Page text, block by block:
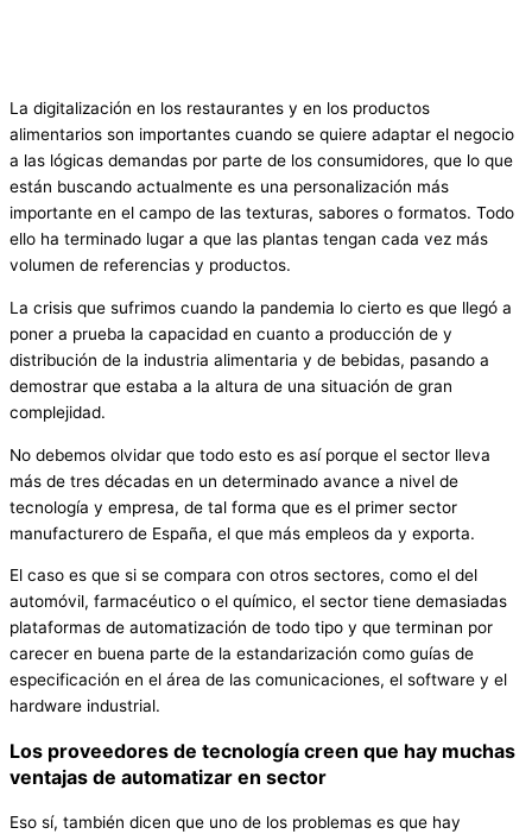
La digitalización en los restaurantes y en los productos
alimentarios son importantes cuando se quiere adaptar el negocio
a las lógicas demandas por parte de los consumidores, que lo que
están buscando actualmente es una personalización más
importante en el campo de las texturas, sabores o formatos. Todo
ello ha terminado lugar a que las plantas tengan cada vez más
volumen de referencias y productos.
La crisis que sufrimos cuando la pandemia lo cierto es que llegó a
poner a prueba la capacidad en cuanto a producción de y
distribución de la industria alimentaria y de bebidas, pasando a
demostrar que estaba a la altura de una situación de gran
complejidad.
No debemos olvidar que todo esto es así porque el sector lleva
más de tres décadas en un determinado avance a nivel de
tecnología y empresa, de tal forma que es el primer sector
manufacturero de España, el que más empleos da y exporta.
El caso es que si se compara con otros sectores, como el del
automóvil, farmacéutico o el químico, el sector tiene demasiadas
plataformas de automatización de todo tipo y que terminan por
carecer en buena parte de la estandarización como guías de
especificación en el área de las comunicaciones, el software y el
hardware industrial.
Los proveedores de tecnología creen que hay muchas
ventajas de automatizar en sector
Eso sí, también dicen que uno de los problemas es que hay